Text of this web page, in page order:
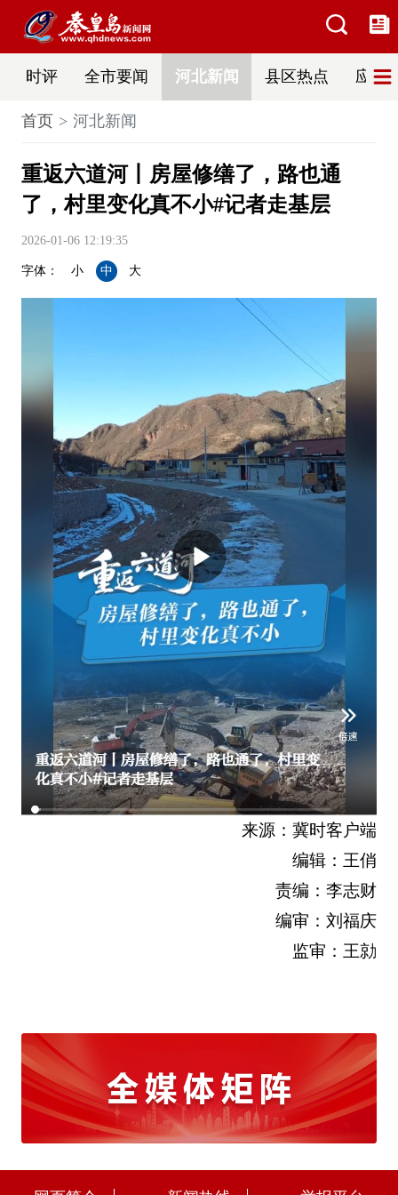
时评 全市要闻 河北新闻 县区热点 应急
首页 河北新闻
重返六道河丨房屋修缮了，路也通
了，村里变化真不小#记者走基层
2026-01-06 12:19:35
字体： 小 中 大
来源：冀时客户端
编辑：王俏
责编：李志财
编审：刘福庆
监审：王勍